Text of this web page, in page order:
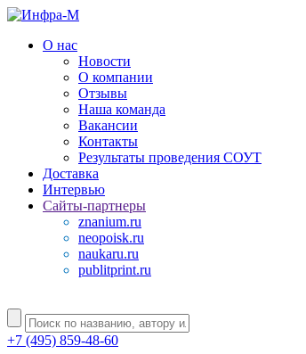
О нас
Новости
О компании
Отзывы
Наша команда
Вакансии
Контакты
Результаты проведения СОУТ
Доставка
Интервью
Сайты-партнеры
znanium.ru
neopoisk.ru
naukaru.ru
publitprint.ru
+7 (495) 859-48-60